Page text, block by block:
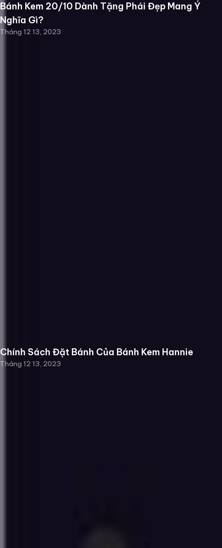
Bánh Kem 20/10 Dành Tặng Phái Đẹp Mang Ý
Nghĩa Gì?
Tháng 12 13, 2023
Chính Sách Đặt Bánh Của Bánh Kem Hannie
Tháng 12 13, 2023